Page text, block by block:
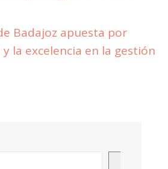
Badajoz apuesta por
la excelencia en la gestión